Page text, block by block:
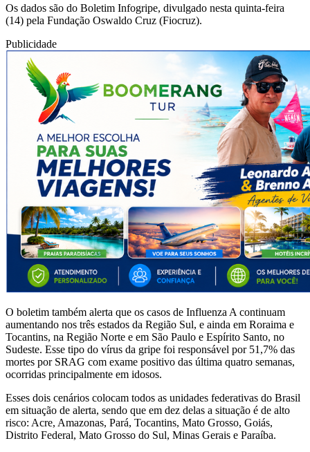
Os dados são do Boletim Infogripe, divulgado nesta quinta-feira
(14) pela Fundação Oswaldo Cruz (Fiocruz).
Publicidade
O boletim também alerta que os casos de Influenza A continuam
aumentando nos três estados da Região Sul, e ainda em Roraima e
Tocantins, na Região Norte e em São Paulo e Espírito Santo, no
Sudeste. Esse tipo do vírus da gripe foi responsável por 51,7% das
mortes por SRAG com exame positivo das última quatro semanas,
ocorridas principalmente em idosos.
Esses dois cenários colocam todos as unidades federativas do Brasil
em situação de alerta, sendo que em dez delas a situação é de alto
risco: Acre, Amazonas, Pará, Tocantins, Mato Grosso, Goiás,
Distrito Federal, Mato Grosso do Sul, Minas Gerais e Paraíba.